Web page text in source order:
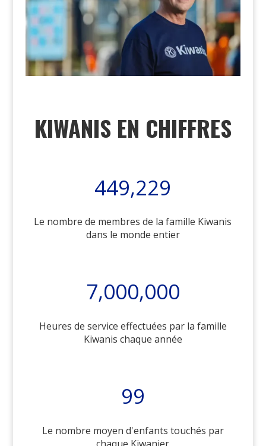
KIWANIS EN CHIFFRES
449,229
Le nombre de membres de la famille Kiwanis
dans le monde entier
7,000,000
Heures de service effectuées par la famille
Kiwanis chaque année
99
Le nombre moyen d'enfants touchés par